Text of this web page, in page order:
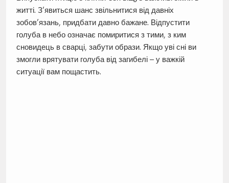
житті. З’явиться шанс звільнитися від давніх
зобов’язань, придбати давно бажане. Відпустити
голуба в небо означає помиритися з тими, з ким
сновидець в сварці, забути образи. Якщо уві сні ви
змогли врятувати голуба від загибелі – у важкій
ситуації вам пощастить.